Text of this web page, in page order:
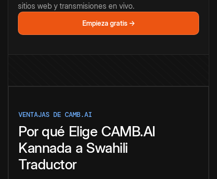
sitios web y transmisiones en vivo.
Empieza gratis →
VENTAJAS DE CAMB.AI
Por qué Elige CAMB.AI
Kannada a Swahili
Traductor